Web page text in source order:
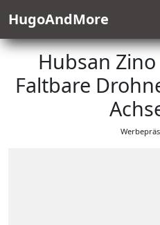
HugoAndMore
Hubsan Zino
Faltbare